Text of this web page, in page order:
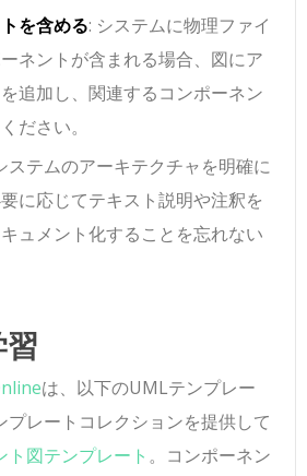
を含める: システムに物理ファイ
ネントが含まれる場合、図にア
追加し、関連するコンポーネン
ださい。
ステムのアーキテクチャを明確に
に応じてテキスト説明や注釈を
ュメント化することを忘れない
は、以下のUMLテンプレー
プレートコレクションを提供して
ト図テンプレート 。コンポーネン